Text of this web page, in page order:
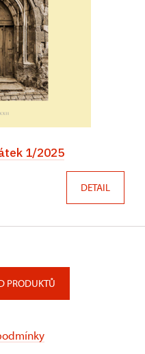
1/2025
DETAIL
PRODUKTŮ